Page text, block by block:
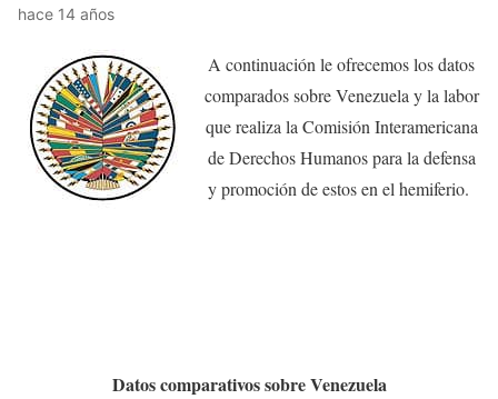
hace 14 años
A continuación le ofrecemos los datos
comparados sobre Venezuela y la labor
que realiza la Comisión Interamericana
de Derechos Humanos para la defensa
y promoción de estos en el hemiferio.
Datos comparativos sobre Venezuela